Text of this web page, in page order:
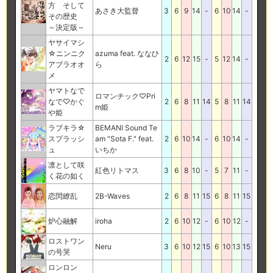
方 そして
その歴史
～決定版～
あさき大監督 3 6 9 14 - 6 10 14 -
ヤサイマシ
☆ニンニク
アブラオオ
メ
azuma feat. ななひ
ら
2 6 12 15 - 5 12 14 -
ヤマトなで
なで♡かぐ
や姫
ロマンチック♡Pri
m姫
2 6 8 11 14 5 8 11 14
ラブキラ☆
スプラッシ
ュ
BEMANI Sound Te
am "Sota F." feat.
いちか
2 6 10 14 - 6 10 14 -
凛として咲
く花の如く
紅色リトマス 3 6 8 10 - 5 7 11 -
恋閃繚乱 2B-Waves 2 6 8 11 15 6 8 11 15
炉心融解 iroha 2 6 10 12 - 6 10 12 -
ロストワン
の号哭
Neru 3 6 10 12 15 6 10 13 15
ロンロン